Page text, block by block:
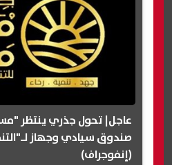
عاجل| تحول جذري ينتظر
صندوق سيادي وجهاز
(إنفوجراف)